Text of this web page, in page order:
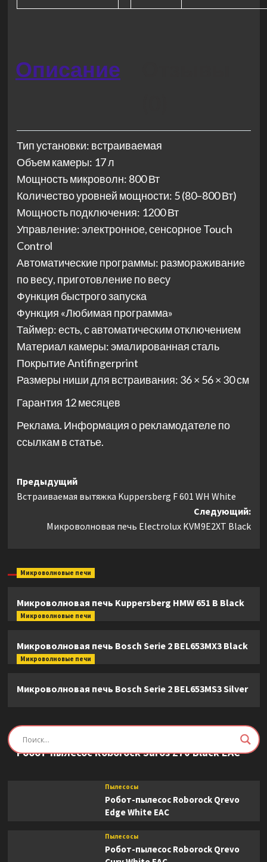
Описание
Тип установки: встраиваемая
Объем камеры: 17 л
Мощность микроволн: 800 Вт
Количество уровней мощности: 5 (80–800 Вт)
Мощность подключения: 1200 Вт
Управление: электронное, сенсорное Touch
Control
Автоматические программы: размораживание
по весу, приготовление по весу
Функция быстрого запуска
Функция «Любимая программа»
Таймер: есть, с автоматическим отключением
Материал камеры: эмалированная сталь
Покрытие Antifingerprint
Размеры ниши для встраивания: 36 × 56 × 30 см
Гарантия 12 месяцев
Реклама. Информация о рекламодателе по
ссылкам в статье.
Навигация
записи
Предыдущий
Встраиваемая вытяжка Kuppersberg F 601 WH White
Следующий:
Микроволновая печь Electrolux KVM9E2XT Black
Микроволновые печи
Микроволновая печь Kuppersberg HMW 651 B Black
Микроволновые печи
Микроволновая печь Bosch Serie 2 BEL653MX3 Black
Микроволновые печи
Микроволновая печь Bosch Serie 2 BEL653MS3 Silver
Пылесосы
Робот-пылесос Roborock Saros Z70 Black EAC
Пылесосы
Робот-пылесос Roborock Qrevo
Edge White EAC
Пылесосы
Робот-пылесос Roborock Qrevo